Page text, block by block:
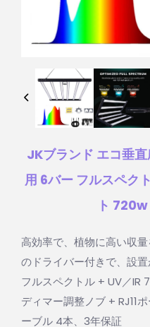
JKブランド エコ垂
用 6バー フルスペク
ト
高効率で、植物に高い収
のドライバー付きで、設置
フルスペクトル + UV／IR
ディマー調整ノブ + RJ11
ーブル 4本、3年保証